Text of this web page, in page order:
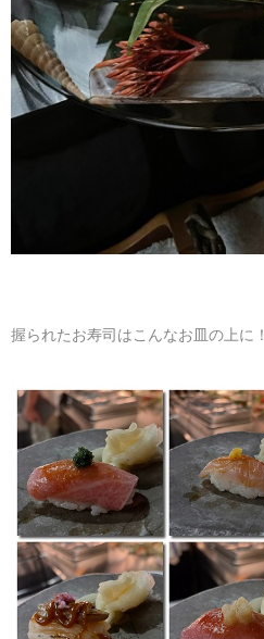
握られたお寿司はこんなお皿の上に！